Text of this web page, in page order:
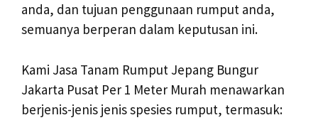
anda, dan tujuan penggunaan rumput anda,
semuanya berperan dalam keputusan ini.
Kami Jasa Tanam Rumput Jepang Bungur
Jakarta Pusat Per 1 Meter Murah menawarkan
berjenis-jenis jenis spesies rumput, termasuk: